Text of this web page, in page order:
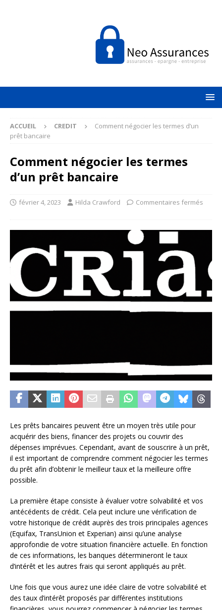
ACCUEIL CREDIT
Comment négocier les termes d’un
prêt bancaire
Comment négocier les termes
d’un prêt bancaire
février 4, 2023 Hilda Crawford Commentaires fermés
Les prêts bancaires peuvent être un moyen très utile pour
acquérir des biens, financer des projets ou couvrir des
dépenses imprévues. Cependant, avant de souscrire à un prêt,
il est important de comprendre comment négocier les termes
du prêt afin d’obtenir le meilleur taux et la meilleure offre
possible.
La première étape consiste à évaluer votre solvabilité et vos
antécédents de crédit. Cela peut inclure une vérification de
votre historique de crédit auprès des trois principales agences
(Equifax, TransUnion et Experian) ainsi qu’une analyse
approfondie de votre situation financière actuelle. En fonction
de ces informations, les banques détermineront le taux
d’intérêt et les autres frais qui seront appliqués au prêt.
Une fois que vous aurez une idée claire de votre solvabilité et
des taux d’intérêt proposés par différentes institutions